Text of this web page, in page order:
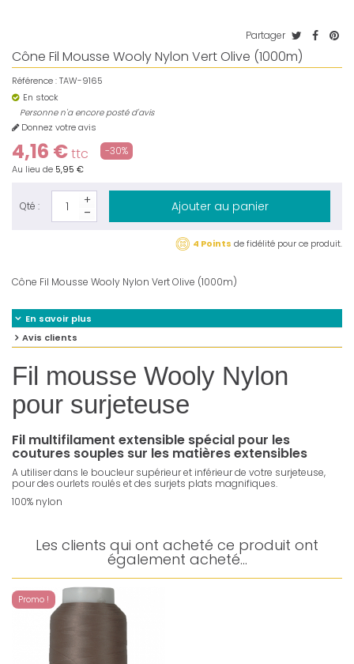
Partager
Cône Fil Mousse Wooly Nylon Vert Olive (1000m)
Référence :TAW-9165
En stock
Personne n'a encore posté d'avis
Donnez votre avis
4,16 €ttc -30%
Au lieu de 5,95 €
Qté : Ajouter au panier
4 Points de fidélité pour ce produit.
Cône Fil Mousse Wooly Nylon Vert Olive (1000m)
En savoir plus
Avis clients
Fil mousse Wooly Nylon
pour surjeteuse
Fil multifilament extensible spécial pour les
coutures souples sur les matières extensibles
A utiliser dans le boucleur supérieur et inférieur de votre surjeteuse,
pour des ourlets roulés et des surjets plats magnifiques.
100% nylon
Les clients qui ont acheté ce produit ont
également acheté...
Promo !